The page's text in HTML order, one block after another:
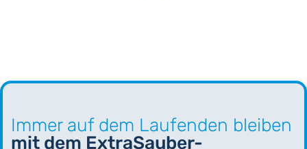
Immer auf dem Laufenden bleiben
mit dem ExtraSauber-